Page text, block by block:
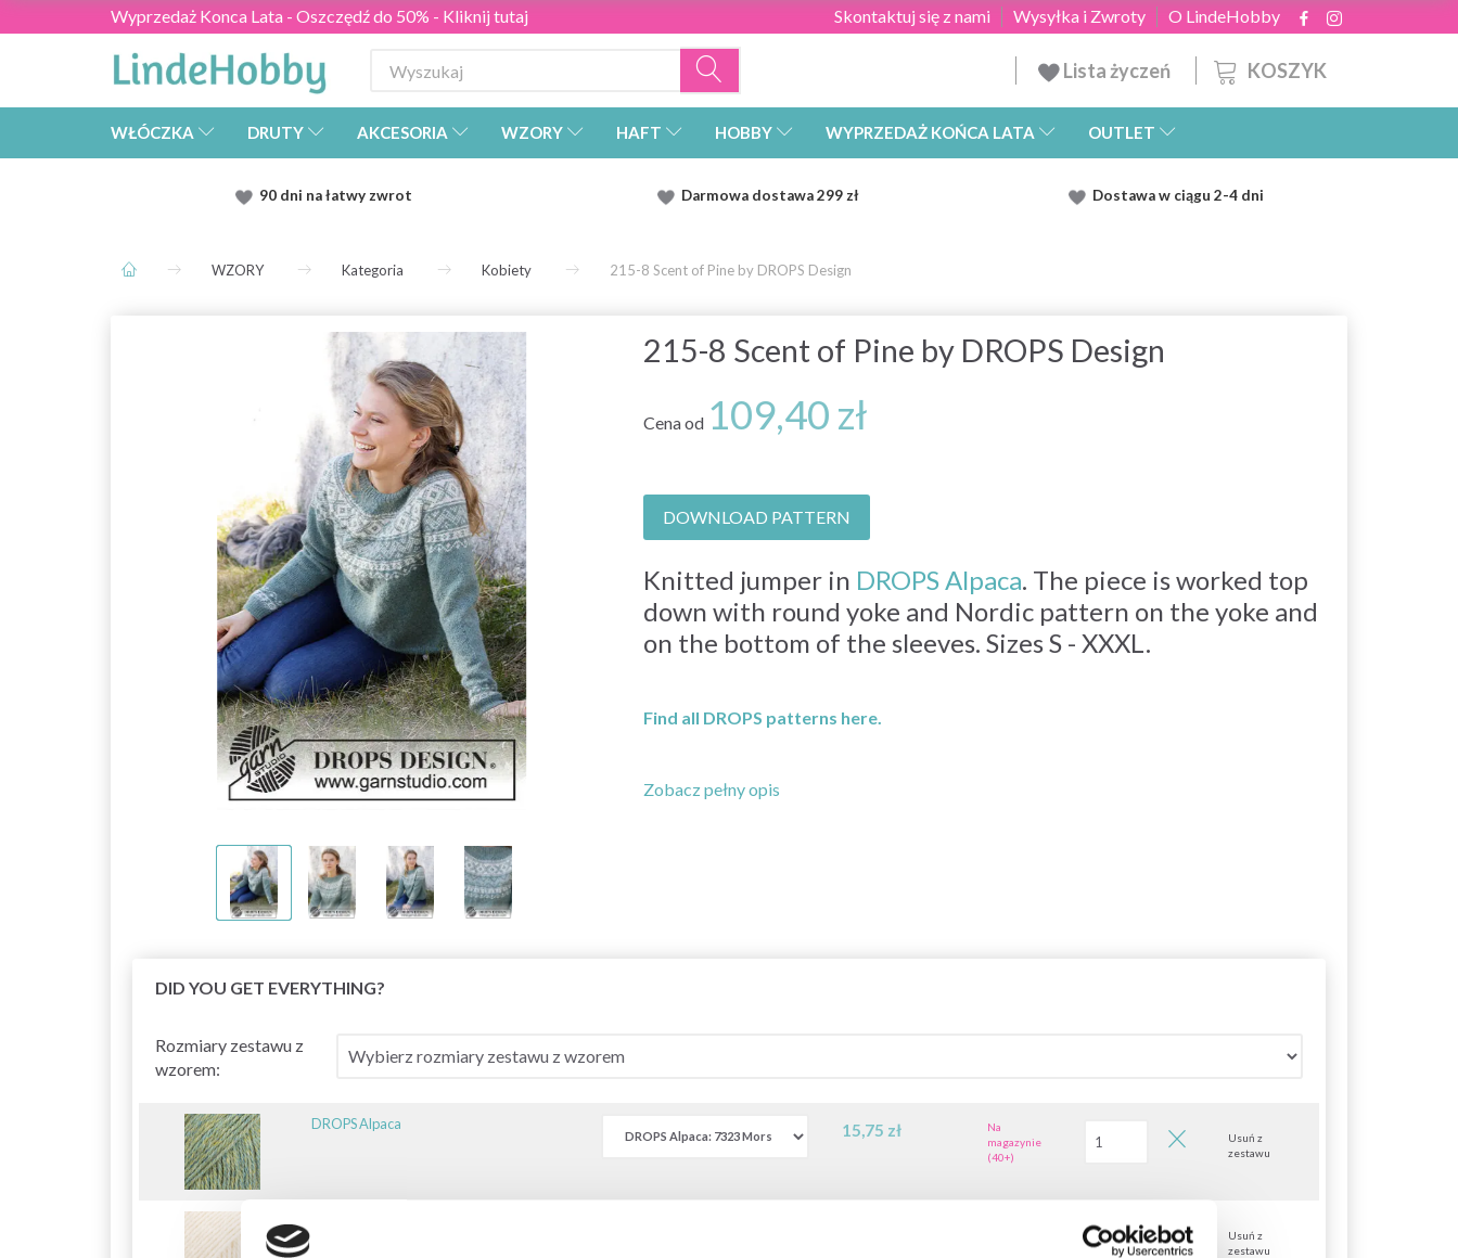
Wyprzedaż Konca Lata - Oszczędź do 50% - Kliknij tutaj O LindeHobby
Wysyłka i Zwroty
Skontaktuj się z nami
KOSZYK
Lista życzeń
WŁÓCZKA DRUTY AKCESORIA WZORY HAFT HOBBY WYPRZEDAŻ KOŃCA LATA OUTLET
90 dni na łatwy zwrot Darmowa dostawa299 zł Dostawaw ciągu 2-4 dni
WZORY Kategoria Kobiety 215-8 Scent of Pine by DROPS Design
215-8 Scent of Pine by DROPS Design
Cena od 109,40 zł
DOWNLOAD PATTERN
Knitted jumper in DROPS Alpaca. The piece is worked top
down with round yoke and Nordic pattern on the yoke and
on the bottom of the sleeves. Sizes S - XXXL.
Find all DROPS patterns here.
Zobacz pełny opis
DID YOU GET EVERYTHING?
Rozmiary zestawu z
wzorem:
DROPS Alpaca 15,75 zł
Na
magazynie
(40+)
Usuń z
zestawu
Usuń z
zestawu